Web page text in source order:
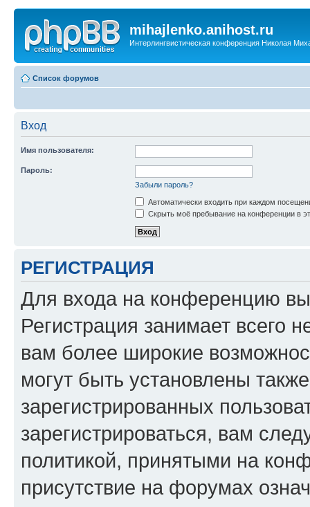
mihajlenko.anihost.ru
Интерлингвистическая конференция Николая
Список форумов
Вход
Имя пользователя:
Пароль:
Забыли пароль?
Автоматически входить при каждом
Скрыть моё пребывание на конференции в
РЕГИСТРАЦИЯ
Для входа на конференцию
Регистрация занимает всего
вам более широкие
могут быть установлены
зарегистрированных
зарегистрироваться, вам
политикой, принятыми на
присутствие на форумах